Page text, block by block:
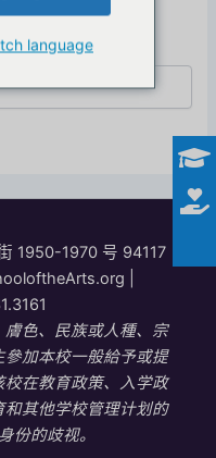
搜索会有用。
1950-1970 号 94117
色、民族或人種、宗
加本校一般給予或提
在教育政策、入学政
其他学校管理计划的
份的歧视。
language